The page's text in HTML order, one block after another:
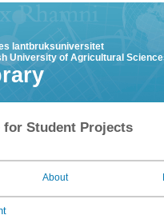
lantbruksuniversitet
University of Agricultural
for Student Projects
About